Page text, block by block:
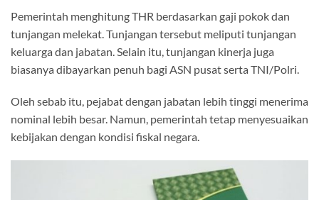
Pemerintah menghitung THR berdasarkan gaji pokok dan
tunjangan melekat. Tunjangan tersebut meliputi tunjangan
keluarga dan jabatan. Selain itu, tunjangan kinerja juga
biasanya dibayarkan penuh bagi ASN pusat serta TNI/Polri.
Oleh sebab itu, pejabat dengan jabatan lebih tinggi menerima
nominal lebih besar. Namun, pemerintah tetap menyesuaikan
kebijakan dengan kondisi fiskal negara.